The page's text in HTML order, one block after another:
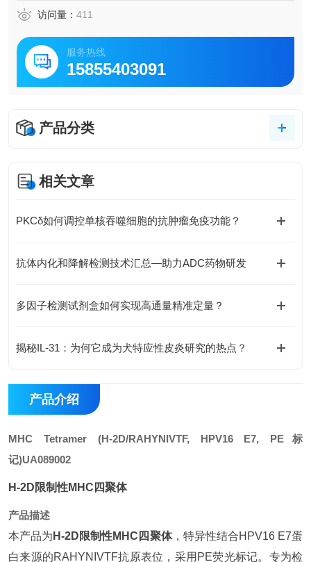
访问量： 411
服务热线
15855403091
产品分类
相关文章
PKCδ如何调控单核吞噬细胞的抗肿瘤免疫功能？
抗体内化和降解检测技术汇总—助力ADC药物研发
多因子检测试剂盒如何实现高通量精准定量？
揭秘IL-31：为何它成为犬特应性皮炎研究的热点？
产品介绍
MHC Tetramer (H-2D/RAHYNIVTF, HPV16 E7, PE标
记)UA089002
H-2D限制性MHC四聚体
产品描述
本产品为 H-2D限制性MHC四聚体，特异性结合HPV16 E7蛋
白来源的RAHYNIVTF抗原表位，采用PE荧光标记。专为检